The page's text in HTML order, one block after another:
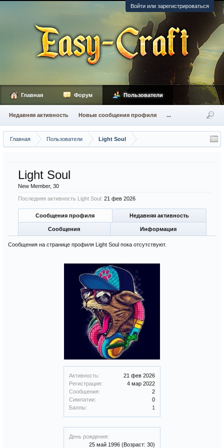
Войти или зарегистрироваться
Главная Пользователи Light Soul
Активность:
21 фев 2026
Регистрация:
4 мар 2022
Сообщения:
2
Симпатии:
0
Баллы:
1
День рождения:
25 май 1996 (Возраст: 30)
Light Soul
New Member, 30
Последняя активность Light Soul: 21 фев 2026
Сообщения профиля Недавняя активность
Сообщения Информация
Сообщения на странице профиля Light Soul пока отсутствуют.
Главная Форум Пользователи
Недавняя активность Новые сообщения профиля ...